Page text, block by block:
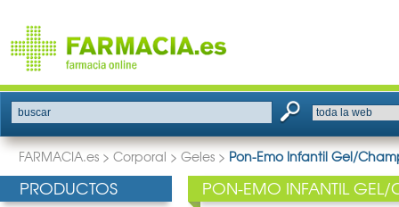
buscar
FARMACIA.es > Corporal > Geles > Pon-Emo Infantil Gel/
PRODUCTOS PON-EMO INFANTIL